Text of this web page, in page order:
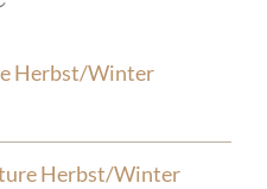
Herbst/Winter
Herbst/Winter